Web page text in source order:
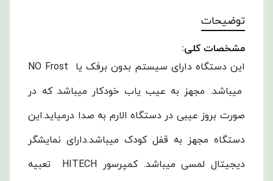
توضیحات
مشخصات کلی:
این دستگاه دارای سیستم بدون برفک یا NO Frost
میباشد. مجهز به عیب یاب خودکار میباشد که در
صورت بروز عیبی در دستگاه الارم به صدا درمیاید.این
دستگاه مجهز به قفل کودک میباشد.دارای نمایشگر
دیجیتال لمسی میباشد. کمپرسور HITECH تعبیه